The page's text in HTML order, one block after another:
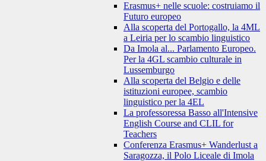
Erasmus+ nelle scuole: costruiamo il
Futuro europeo
Alla scoperta del Portogallo, la 4ML
a Leiria per lo scambio linguistico
Da Imola al... Parlamento Europeo.
Per la 4GL scambio culturale in
Lussemburgo
Alla scoperta del Belgio e delle
istituzioni europee, scambio
linguistico per la 4EL
La professoressa Basso all'Intensive
English Course and CLIL for
Teachers
Conferenza Erasmus+ Wanderlust a
Saragozza, il Polo Liceale di Imola